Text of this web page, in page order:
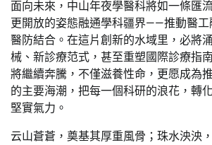
面向未來，中山年夜學醫科將如一條匯
更開放的姿態融通學科疆界——推動醫工
醫防結合。在這片創新的水域里，必將
械、新診療范式，甚至重塑國際診療指
將繼續奔騰，不僅滋養性命，更愿成為
的主要海潮，把每一個科研的浪花，轉
堅實氣力。
云山蒼蒼，奠基其厚重風骨；珠水泱泱